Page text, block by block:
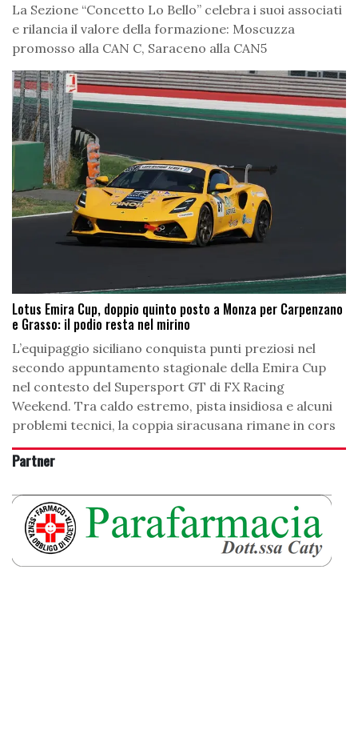
La Sezione “Concetto Lo Bello” celebra i suoi associati
e rilancia il valore della formazione: Moscuzza
promosso alla CAN C, Saraceno alla CAN5
Lotus Emira Cup, doppio quinto posto a Monza per Carpenzano
e Grasso: il podio resta nel mirino
L’equipaggio siciliano conquista punti preziosi nel
secondo appuntamento stagionale della Emira Cup
nel contesto del Supersport GT di FX Racing
Weekend. Tra caldo estremo, pista insidiosa e alcuni
problemi tecnici, la coppia siracusana rimane in cors
Partner